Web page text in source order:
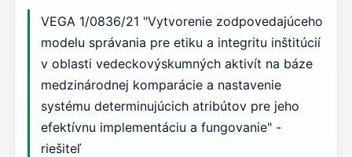
VEGA 1/0836/21 "Vytvorenie zodpovedajúceho
modelu správania pre etiku a integritu inštitúcií
v oblasti vedeckovýskumných aktivít na báze
medzinárodnej komparácie a nastavenie
systému determinujúcich atribútov pre jeho
efektívnu implementáciu a fungovanie" -
riešiteľ